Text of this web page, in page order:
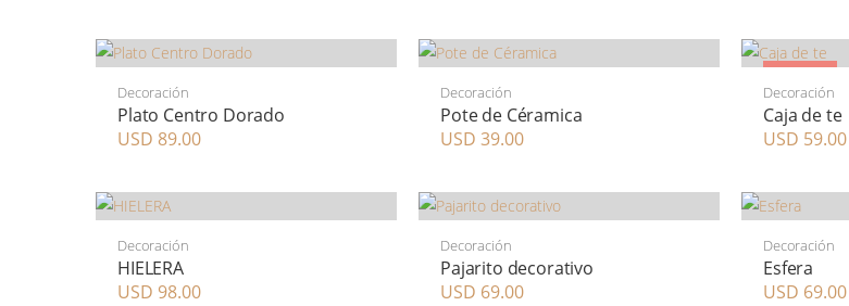
Decoración
Plato Centro Dorado
USD 89.00
Decoración
Pote de Céramica
USD 39.00
Decoración
Caja de te
USD 59.00
Decoración
HIELERA
USD 98.00
Decoración
Pajarito decorativo
USD 69.00
Decoración
Esfera
USD 69.00